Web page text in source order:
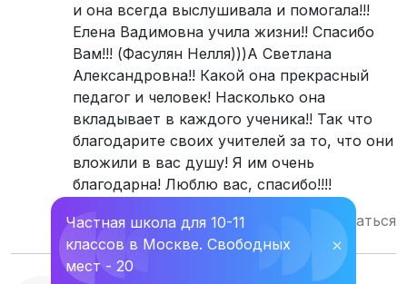
и она всегда выслушивала и помогала!!!
Елена Вадимовна учила жизни!! Спасибо
Вам!!! (Фасулян Нелля)))А Светлана
Александровна!! Какой она прекрасный
педагог и человек! Насколько она
вкладывает в каждого ученика!! Так что
благодарите своих учителей за то, что они
вложили в вас душу! Я им очень
благодарна! Люблю вас, спасибо!!!!
Ответить
Пожаловаться
Частная школа для 10-11
классов в Москве. Свободных
мест - 20
⛌